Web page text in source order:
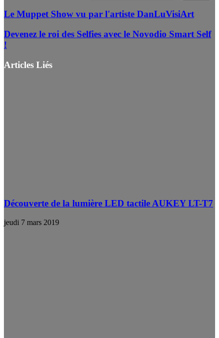
Le Muppet Show vu par l'artiste DanLuVisiArt
Devenez le roi des Selfies avec le Novodio Smart Self
!
Articles Liés
Découverte de la lumière LED tactile AUKEY LT-T7
jeudi 7 mars 2019